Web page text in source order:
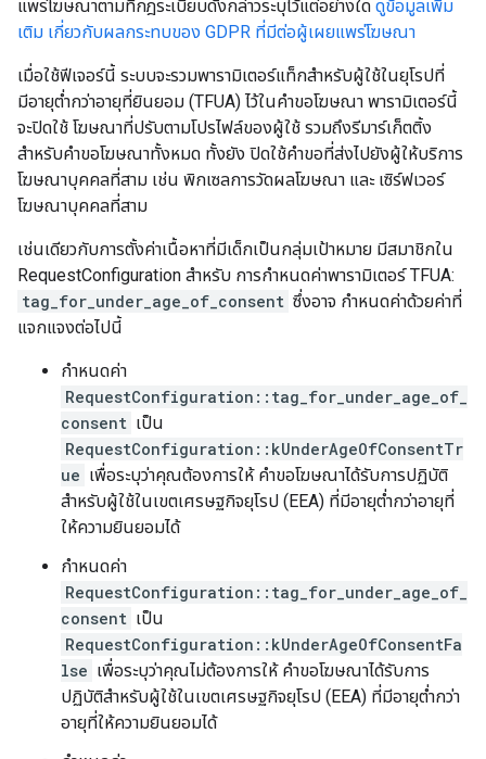
แพร่โฆษณาตามที่กฎระเบียบดังกล่าวระบุไว้แต่อย่างใด ดูข้อมูลเพิ่ม
เติม เกี่ยวกับผลกระทบของ GDPR ที่มีต่อผู้เผยแพร่โฆษณา
เมื่อใช้ฟีเจอร์นี้ ระบบจะรวมพารามิเตอร์แท็กสำหรับผู้ใช้ในยุโรปที่
มีอายุต่ำกว่าอายุที่ยินยอม (TFUA) ไว้ในคำขอโฆษณา พารามิเตอร์นี้
จะปิดใช้ โฆษณาที่ปรับตามโปรไฟล์ของผู้ใช้ รวมถึงรีมาร์เก็ตติ้ง
สำหรับคำขอโฆษณาทั้งหมด ทั้งยัง ปิดใช้คำขอที่ส่งไปยังผู้ให้บริการ
โฆษณาบุคคลที่สาม เช่น พิกเซลการวัดผลโฆษณา และ เซิร์ฟเวอร์
โฆษณาบุคคลที่สาม
เช่นเดียวกับการตั้งค่าเนื้อหาที่มีเด็กเป็นกลุ่มเป้าหมาย มีสมาชิกใน
RequestConfiguration สำหรับ การกำหนดค่าพารามิเตอร์ TFUA:
tag_for_under_age_of_consent ซึ่งอาจ กำหนดค่าด้วยค่าที่
แจกแจงต่อไปนี้
กำหนดค่า
RequestConfiguration::tag_for_under_age_of_
consent เป็น
RequestConfiguration::kUnderAgeOfConsentTr
ue เพื่อระบุว่าคุณต้องการให้ คำขอโฆษณาได้รับการปฏิบัติ
สำหรับผู้ใช้ในเขตเศรษฐกิจยุโรป (EEA) ที่มีอายุต่ำกว่าอายุที่
ให้ความยินยอมได้
กำหนดค่า
RequestConfiguration::tag_for_under_age_of_
consent เป็น
RequestConfiguration::kUnderAgeOfConsentFa
lse เพื่อระบุว่าคุณไม่ต้องการให้ คำขอโฆษณาได้รับการ
ปฏิบัติสำหรับผู้ใช้ในเขตเศรษฐกิจยุโรป (EEA) ที่มีอายุต่ำกว่า
อายุที่ให้ความยินยอมได้